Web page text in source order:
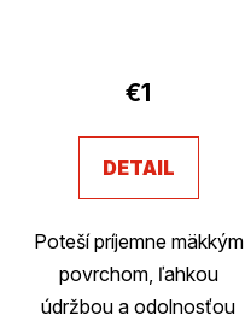
€1
DETAIL
Poteší príjemne mäkkým
povrchom, ľahkou
údržbou a odolnosťou